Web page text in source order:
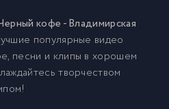
кофе - Владимирская
популярные видео
песни и клипы в хорошем
творчеством